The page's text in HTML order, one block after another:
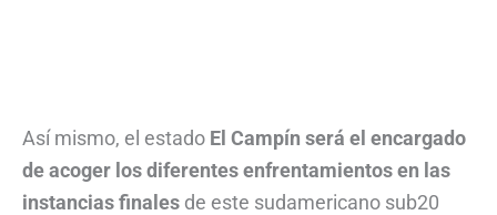
Así mismo, el estado El Campín será el encargado
de acoger los diferentes enfrentamientos en las
instancias finales de este sudamericano sub20